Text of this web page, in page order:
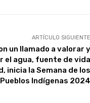
ARTÍCULO SIGUIENTE
un llamado a valorar y
el agua, fuente de vida
inicia la Semana de los
Pueblos Indígenas 2024